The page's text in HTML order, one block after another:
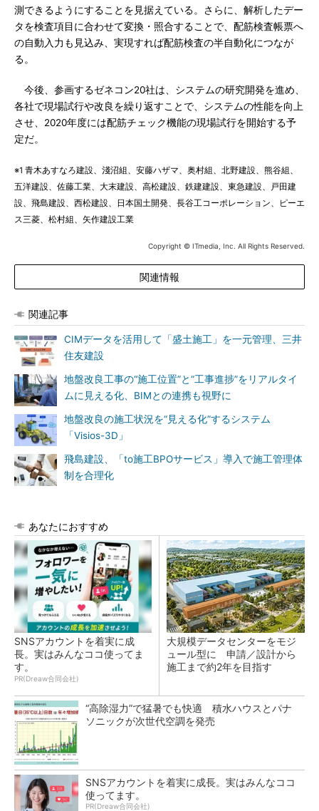
測できるようにすることを見据えている。さらに、解析したデー
タを検査項目に合わせて変換・照合することで、配筋検査帳票へ
の自動入力も見込み、実現すれば配筋検査の半自動化につなが
る。
今後、参画するゼネコン20社は、システムの研究開発を進め、
各社で現場試行や改良を繰り返すことで、システムの性能を向上
させ、2020年度には配筋チェック機能の現場試行を開始する予
定だ。
※1 青木あすなろ建設、淺沼組、安藤ハザマ、奥村組、北野建設、熊谷組、
五洋建設、佐藤工業、大末建設、高松建設、鉄建建設、東急建設、戸田建
設、飛島建設、西松建設、日本国土開発、長谷工コーポレーション、ピーエ
ス三菱、松村組、矢作建設工業
Copyright © ITmedia, Inc. All Rights Reserved.
関連情報
関連記事
CIMデータを活用して「盛土施工」を一元管理、三井
住友建設
地盤改良工事の“施工位置”と“工事進捗”をリアルタイ
ムに見える化、BIMとの連携も視野に
地盤改良の施工状況を“見える化”するシステム
「Visios-3D」
飛島建設、「to施工BPOサービス」導入で施工管理体
制を合理化
あなたにおすすめ
SNSアカウントを着実に成
長。実はみんなココ使ってま
す。
PR(Dreaw合同会社)
大規模データセンターをモジ
ュール型に 申請／設計から
施工まで約2年を目指す
“高除湿力”で猛暑でも快適 積水ハウスとパナ
ソニックが次世代空調を発売
SNSアカウントを着実に成長。実はみんなココ
使ってます。
PR(Dreaw合同会社)